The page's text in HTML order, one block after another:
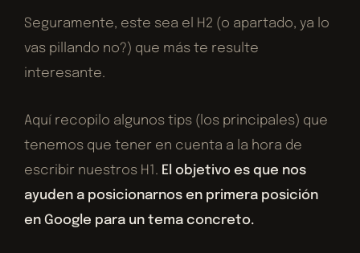
Seguramente, este sea el H2 (o apartado, ya lo
vas pillando no?) que más te resulte
interesante.
Aquí recopilo algunos tips (los principales) que
tenemos que tener en cuenta a la hora de
escribir nuestros H1. El objetivo es que nos
ayuden a posicionarnos en primera posición
en Google para un tema concreto.